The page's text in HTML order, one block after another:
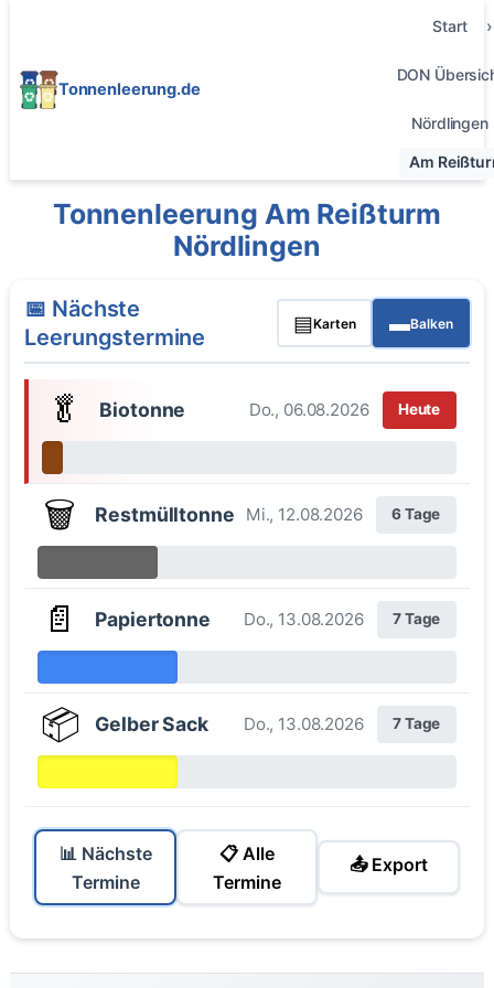
Tonnenleerung.de
Start
DON
Nördlingen
Am
Tonnenleerung Am Reißturm
Nördlingen
📅 Nächste
Leerungstermine
▤Karten ▬Balken
🥬 Biotonne Do., 06.08.2026 Heute
🗑️ Restmülltonne Mi., 12.08.2026 6 Tage
📄 Papiertonne Do., 13.08.2026 7 Tage
📦 Gelber Sack Do., 13.08.2026 7 Tage
📊 Nächste
Termine
📋 Alle
Termine
📤 Export